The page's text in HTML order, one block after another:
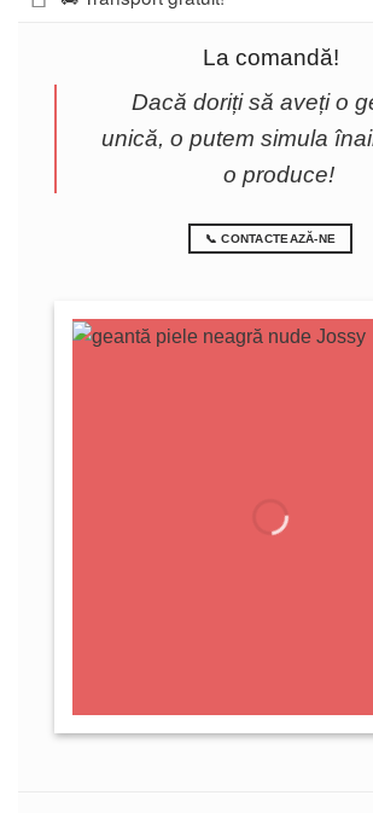
La comandă!
Dacă doriți să aveți o
unică, o putem simula
o produce!
📞 CONTACTEAZĂ-NE